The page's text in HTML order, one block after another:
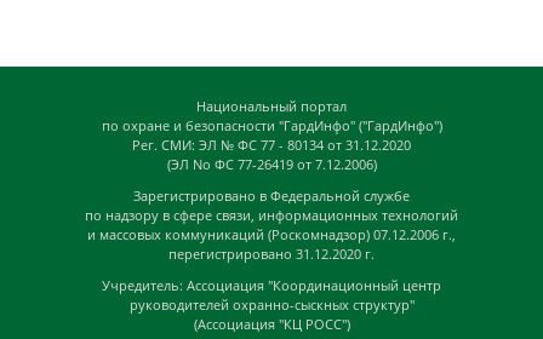
Национальный портал
по охране и безопасности "ГардИнфо" ("ГардИнфо")
Рег. СМИ: ЭЛ № ФС 77 - 80134 от 31.12.2020
(ЭЛ No ФС 77-26419 от 7.12.2006)
Зарегистрировано в Федеральной службе
по надзору в сфере связи, информационных технологий
и массовых коммуникаций (Роскомнадзор) 07.12.2006 г.,
перегистрировано 31.12.2020 г.
Учредитель: Ассоциация "Координационный центр
руководителей охранно-сыскных структур"
(Ассоциация "КЦ РОСС")